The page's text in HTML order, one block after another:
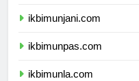
ikbimunjani.com
ikbimunpas.com
ikbimunla.com